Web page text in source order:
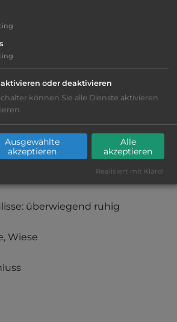
überwiegend ruhig
Wiese
oder deaktivieren
können Sie alle Dienste aktivieren
Ausgewählte
akzeptieren
Alle
akzeptieren
Realisiert mit Klaro!